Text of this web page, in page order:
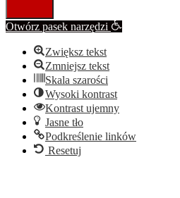
Otwórz pasek narzędzi
Zwiększ tekst
Zmniejsz tekst
Skala szarości
Wysoki kontrast
Kontrast ujemny
Jasne tło
Podkreślenie linków
Resetuj